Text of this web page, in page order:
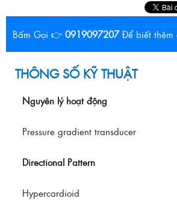
Bấm Gọi 👉 0919097207 Để biết thêm
THÔNG SỐ KỸ THUẬT
Nguyên lý hoạt động
Pressure gradient transducer
Directional Pattern
Hypercardioid